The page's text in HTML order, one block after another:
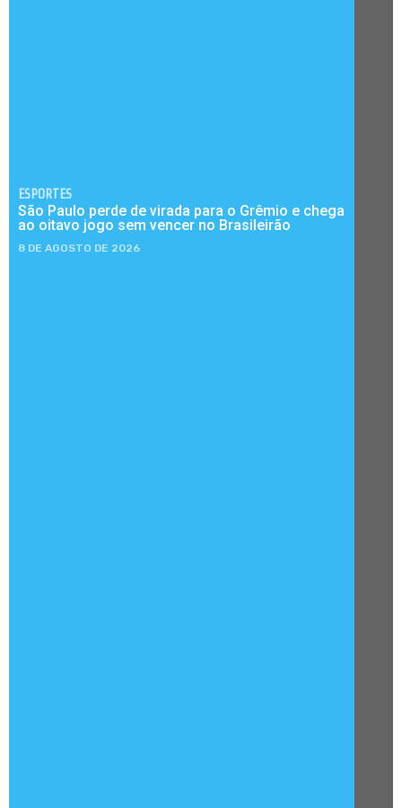
ESPORTES
São Paulo perde de virada para o Grêmio e chega
ao oitavo jogo sem vencer no Brasileirão
8 DE AGOSTO DE 2026